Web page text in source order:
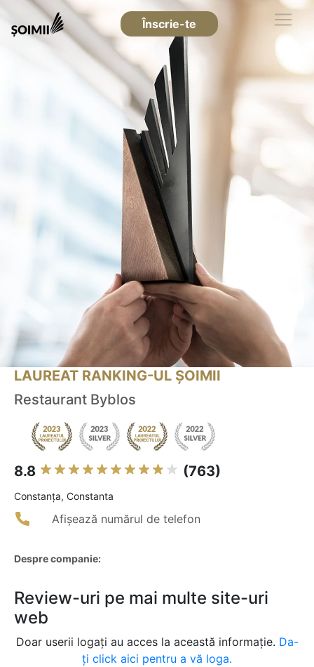
Înscrie-te
LAUREAT RANKING-UL ȘOIMII
Restaurant Byblos
8.8 (763)
Constanţa, Constanta
Afișează numărul de telefon
Despre companie:
Review-uri pe mai multe site-uri
web
Doar userii logați au acces la această informație. Da-
ți click aici pentru a vă loga.